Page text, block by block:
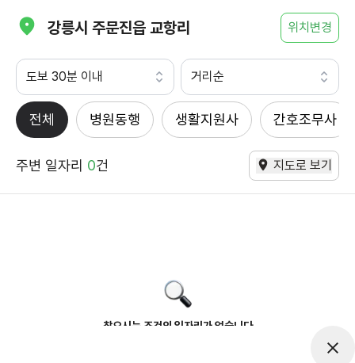
강릉시 주문진읍 교항리 위치변경
도보 30분 이내 거리순
전체 병원동행 생활지원사 간호조무사
주변 일자리 0건 지도로 보기
찾으시는 조건의 일자리가 없습니다